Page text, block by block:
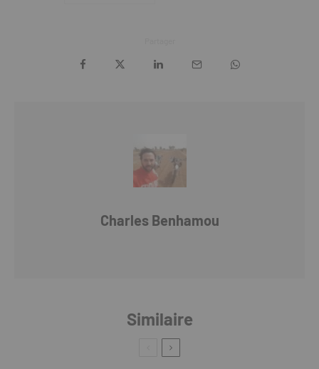
Charles Benhamou
Similaire